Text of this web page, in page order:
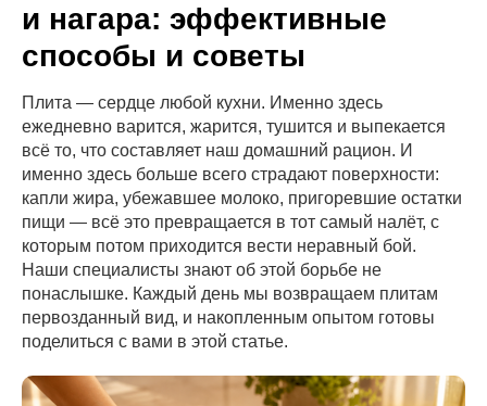
и нагара: эффективные
способы и советы
Плита — сердце любой кухни. Именно здесь
ежедневно варится, жарится, тушится и выпекается
всё то, что составляет наш домашний рацион. И
именно здесь больше всего страдают поверхности:
капли жира, убежавшее молоко, пригоревшие остатки
пищи — всё это превращается в тот самый налёт, с
которым потом приходится вести неравный бой.
Наши специалисты знают об этой борьбе не
понаслышке. Каждый день мы возвращаем плитам
первозданный вид, и накопленным опытом готовы
поделиться с вами в этой статье.